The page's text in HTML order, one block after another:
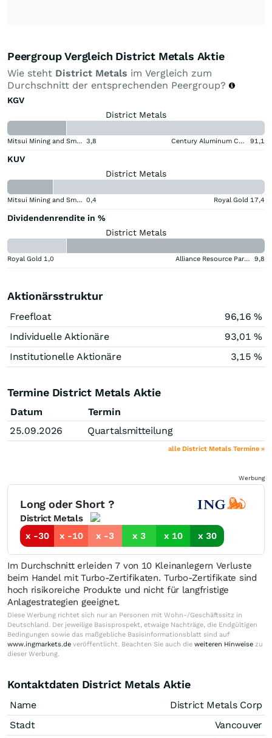
Peergroup Vergleich District Metals Aktie
Wie steht District Metals im Vergleich zum
Durchschnitt der entsprechenden Peergroup?
KGV
District Metals
Mitsui Mining and Smelting Company 3,8 Century Aluminum Company 91,1
KUV
District Metals
Mitsui Mining and Smelting Company 0,4 Royal Gold 17,4
Dividendenrendite in %
District Metals
Royal Gold 1,0 Alliance Resource Partners 9,8
Aktionärsstruktur
Freefloat
96,16 %
Individuelle Aktionäre
93,01 %
Institutionelle Aktionäre
3,15 %
Termine District Metals Aktie
Datum
Termin
25.09.2026
Quartalsmitteilung
alle District Metals Termine »
Werbung
Long oder Short ?
District Metals
x -30
x -10 x -3 x 3 x 10 x 30
Im Durchschnitt erleiden 7 von 10 Kleinanlegern Verluste
beim Handel mit Turbo-Zertifikaten. Turbo-Zertifikate sind
hoch risikoreiche Produkte und nicht für langfristige
Anlagestrategien geeignet.
Diese Werbung richtet sich nur an Personen mit Wohn-/Geschäftssitz in
Deutschland. Der jeweilige Basisprospekt, etwaige Nachträge, die Endgültigen
Bedingungen sowie das maßgebliche Basisinformationsblatt sind auf
www.ingmarkets.de veröffentlicht. Beachten Sie auch die weiteren Hinweise zu
dieser Werbung.
Kontaktdaten District Metals Aktie
Name
District Metals Corp
Stadt
Vancouver